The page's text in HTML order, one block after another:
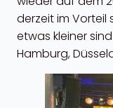
derzeit im Vorteil
etwas kleiner
Hamburg,